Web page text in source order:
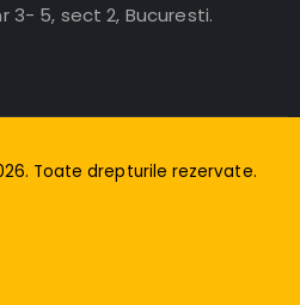
3- 5, sect 2, Bucuresti.
Toate drepturile rezervate.